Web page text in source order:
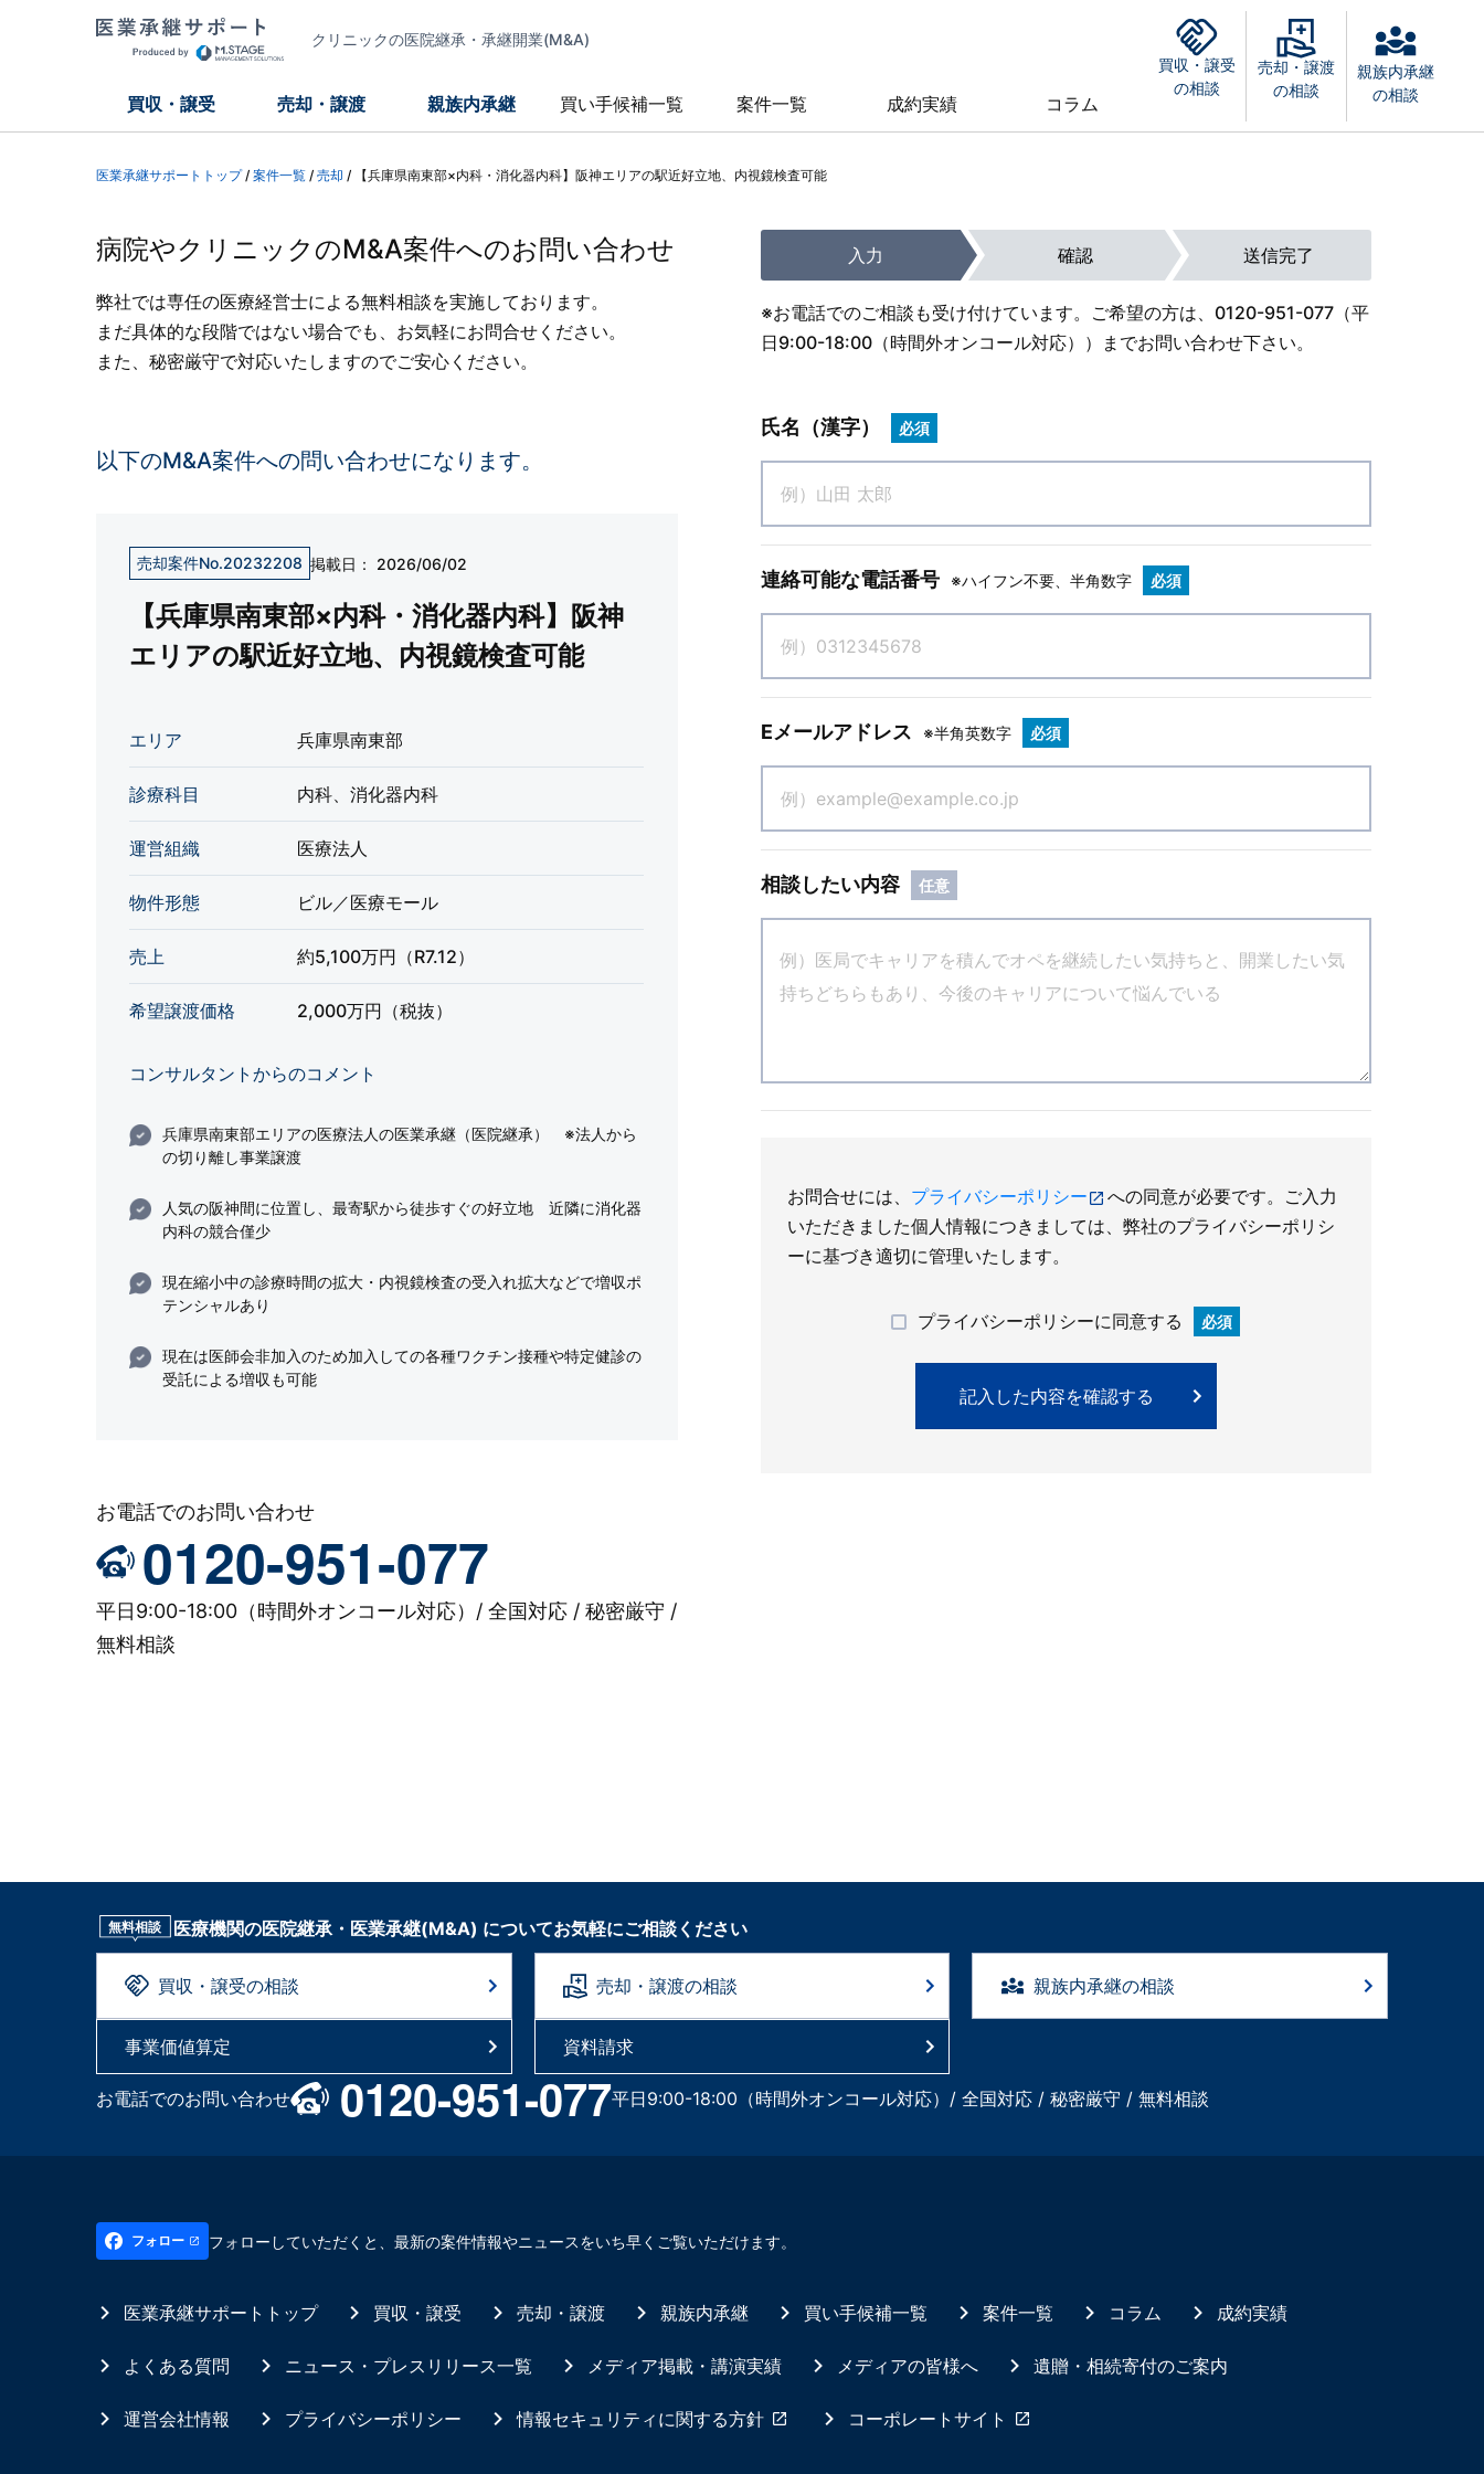
クリニックの医院継承・承継開業(M&A)
買収・譲受 売却・譲渡 親族内承継 買い手候補一覧 案件一覧 成約実績 コラム
買収・譲受
の相談
売却・譲渡
の相談
親族内承継
の相談
医業承継サポートトップ/ 案件一覧 / 売却 / 【兵庫県南東部×内科・消化器内科】阪神エリアの駅近好立地、内視鏡検査可能
病院やクリニックのM&A案件へのお問い合わせ
弊社では専任の医療経営士による無料相談を実施しております。
まだ具体的な段階ではない場合でも、お気軽にお問合せください。
また、秘密厳守で対応いたしますのでご安心ください。
以下のM&A案件への問い合わせになります。
売却案件No.20232208 掲載日： 2026/06/02
【兵庫県南東部×内科・消化器内科】阪神
エリアの駅近好立地、内視鏡検査可能
エリア 兵庫県南東部
診療科目 内科、消化器内科
運営組織 医療法人
物件形態 ビル／医療モール
売上 約5,100万円（R7.12）
希望譲渡価格 2,000万円（税抜）
コンサルタントからのコメント
兵庫県南東部エリアの医療法人の医業承継（医院継承） ※法人から
の切り離し事業譲渡
人気の阪神間に位置し、最寄駅から徒歩すぐの好立地 近隣に消化器
内科の競合僅少
現在縮小中の診療時間の拡大・内視鏡検査の受入れ拡大などで増収ポ
テンシャルあり
現在は医師会非加入のため加入しての各種ワクチン接種や特定健診の
受託による増収も可能
お電話でのお問い合わせ
0120-951-077
平日9:00-18:00（時間外オンコール対応）/ 全国対応 / 秘密厳守 /
無料相談
入力 確認 送信完了
※お電話でのご相談も受け付けています。ご希望の方は、 0120-951-077（平
日9:00-18:00（時間外オンコール対応））までお問い合わせ下さい。
氏名（漢字） 必須
連絡可能な電話番号 ※ハイフン不要、半角数字 必須
Eメールアドレス ※半角英数字 必須
相談したい内容 任意
お問合せには、 プライバシーポリシー
への同意が必要です。ご入力
いただきました個人情報につきましては、弊社のプライバシーポリシ
ーに基づき適切に管理いたします。
プライバシーポリシーに同意する 必須
無料相談 医療機関の医院継承・医業承継(M&A) についてお気軽にご相談ください
買収・譲受の相談 売却・譲渡の相談 親族内承継の相談
事業価値算定 資料請求
お電話でのお問い合わせ 0120-951-077平日9:00-18:00（時間外オンコール対応）/ 全国対応 / 秘密厳守 / 無料相談
フォロー フォローしていただくと、最新の案件情報やニュースをいち早くご覧いただけます。
医業承継サポートトップ 買収・譲受 売却・譲渡 親族内承継 買い手候補一覧 案件一覧 コラム 成約実績
よくある質問 ニュース・プレスリリース一覧 メディア掲載・講演実績 メディアの皆様へ 遺贈・相続寄付のご案内
運営会社情報 プライバシーポリシー 情報セキュリティに関する方針 コーポレートサイト